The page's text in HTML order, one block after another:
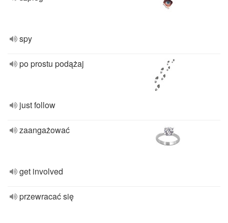
spy
po prostu podążaj
just follow
zaangażować
get involved
przewracać się